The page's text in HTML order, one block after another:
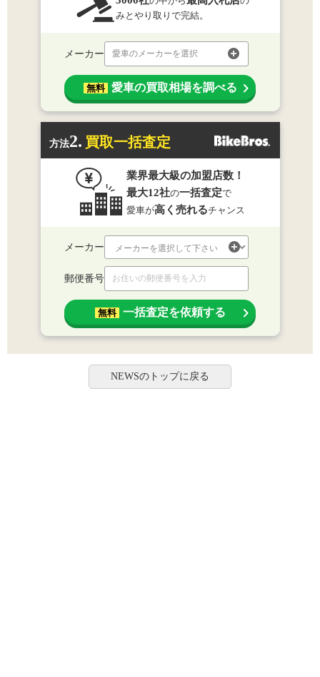
みとやり取りで完結。
メーカー 愛車のメーカーを選択
無料 愛車の買取相場を調べる
方法2. 買取一括査定
業界最大級の加盟店数！
最大12社の一括査定で
愛車が高く売れるチャンス
メーカー
郵便番号
無料 一括査定を依頼する
NEWSのトップに戻る